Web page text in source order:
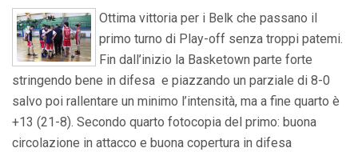
Ottima vittoria per i Belk che passano il
primo turno di Play-off senza troppi patemi.
Fin dall’inizio la Basketown parte forte
stringendo bene in difesa e piazzando un parziale di 8-0
salvo poi rallentare un minimo l’intensità, ma a fine quarto è
+13 (21-8). Secondo quarto fotocopia del primo: buona
circolazione in attacco e buona copertura in difesa